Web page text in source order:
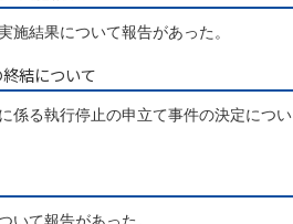
結果について報告があった。
結について
係る執行停止の申立て事件の決定につい
いて報告があった。